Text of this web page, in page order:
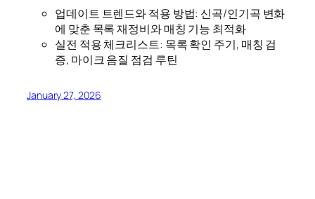
업데이트 트렌드와 적용 방법: 신곡/인기곡 변화
에 맞춘 목록 재정비와 매칭 기능 최적화
실전 적용 체크리스트: 목록 확인 주기, 매칭 검
증, 마이크 음질 점검 루틴
January 27, 2026